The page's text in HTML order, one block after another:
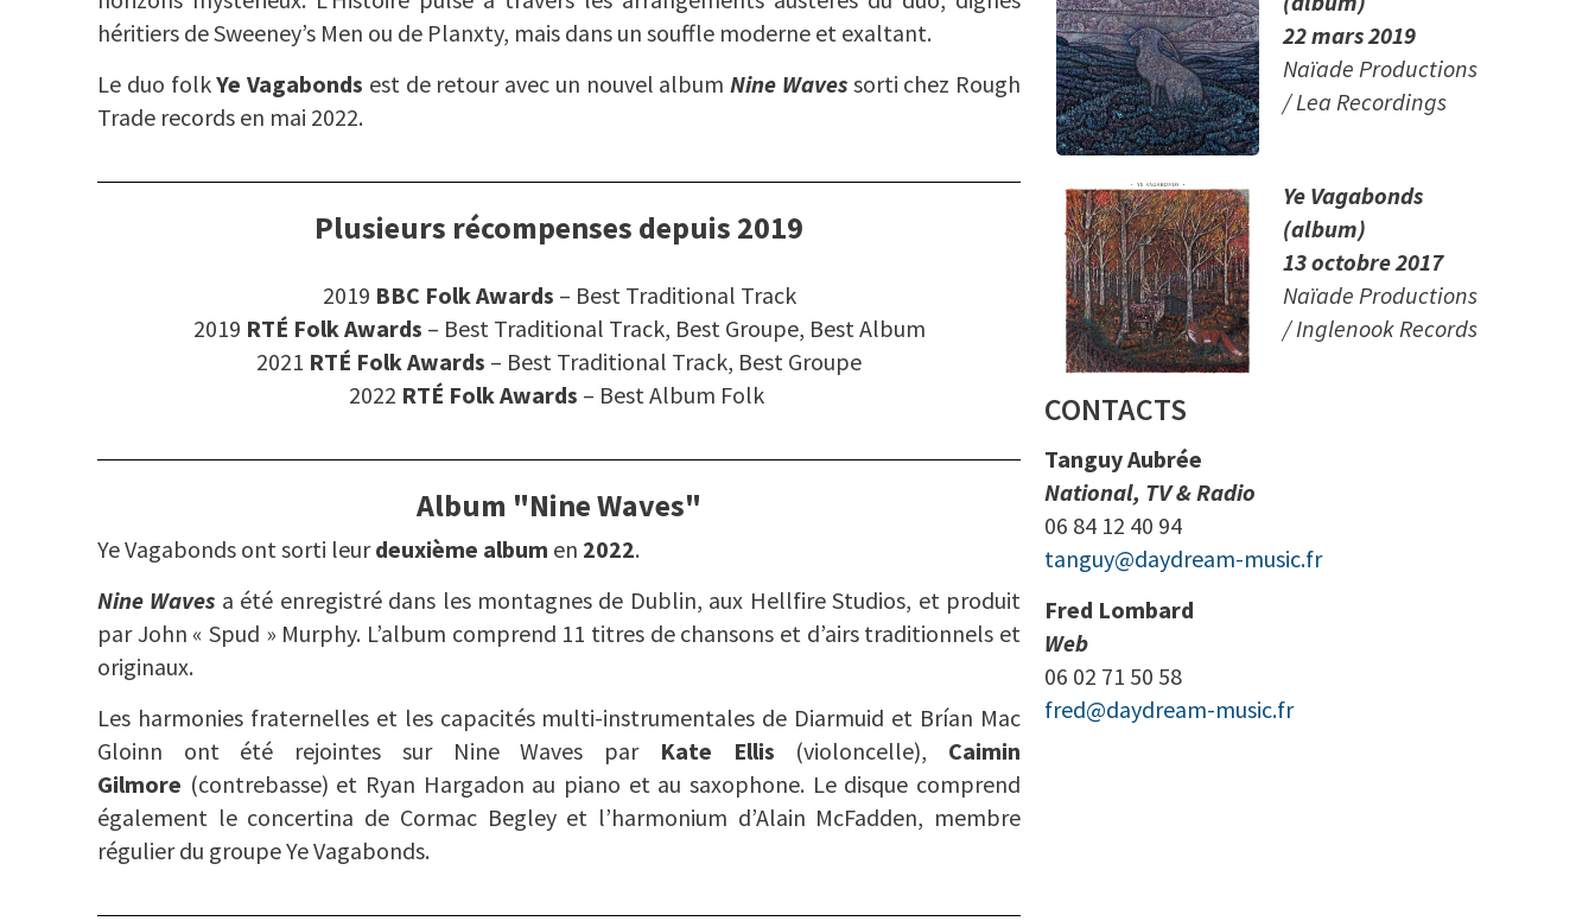
héritiers de Sweeney’s Men ou de Planxty, mais dans un souffle moderne et exaltant.
Le duo folkYe Vagabonds est de retour avec un nouvel album Nine Wavessorti chez Rough
Trade records en mai 2022.
Plusieurs récompenses depuis 2019
2019 BBC Folk Awards – Best Traditional Track
2019 RTÉ Folk Awards – Best Traditional Track, Best Groupe, Best Album
2021 RTÉ Folk Awards – Best Traditional Track, Best Groupe
2022 RTÉ Folk Awards – Best Album Folk
Album "Nine Waves"
Ye Vagabonds ont sorti leurdeuxième album en 2022.
Nine Waves a été enregistré dans les montagnes de Dublin, aux Hellfire Studios, et produit
par John « Spud » Murphy. L’album comprend 11 titres de chansons et d’airs traditionnels et
originaux.
Les harmonies fraternelles et les capacités multi-instrumentales de Diarmuid et Brían Mac
Gloinn ont été rejointes sur Nine Waves parKate Ellis (violoncelle), Caimin
Gilmore (contrebasse) et Ryan Hargadon au piano et au saxophone. Le disque comprend
également le concertina de Cormac Begley et l’harmonium d’Alain McFadden, membre
régulier du groupe Ye Vagabonds.
22 mars 2019
Naïade Productions
/ Lea Recordings
Ye Vagabonds
(album)
13 octobre 2017
Naïade Productions
/ Inglenook Records
CONTACTS
Tanguy Aubrée
National, TV & Radio
06 84 12 40 94
tanguy@daydream-music.fr
Fred Lombard
Web
06 02 71 50 58
fred@daydream-music.fr